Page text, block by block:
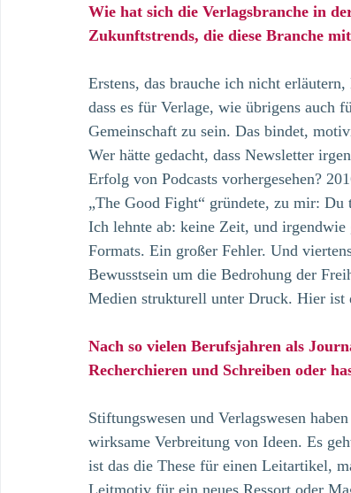
Wie hat sich die Verlagsbranche in
Zukunftstrends, die diese Branche
Erstens, das brauche ich nicht
dass es für Verlage, wie übrigens auch
Gemeinschaft zu sein. Das bindet,
Wer hätte gedacht, dass Newsletter
Erfolg von Podcasts vorhergesehen?
„The Good Fight“ gründete, zu mir:
Ich lehnte ab: keine Zeit, und
Formats. Ein großer Fehler. Und
Bewusstsein um die Bedrohung der
Medien strukturell unter Druck. Hier ist
Nach so vielen Berufsjahren als
Recherchieren und Schreiben oder
Stiftungswesen und Verlagswesen
wirksame Verbreitung von Ideen. Es
ist das die These für einen Leitartikel,